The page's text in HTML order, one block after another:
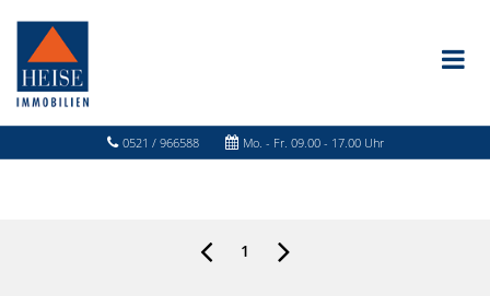
0521 / 966588 Mo. - Fr. 09.00 - 17.00 Uhr
1